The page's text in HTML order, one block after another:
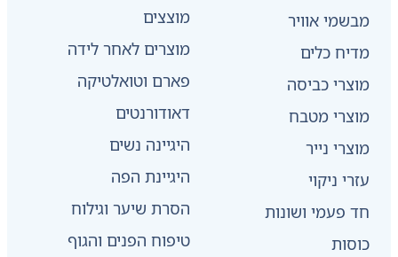
מבשמי אוויר
מדיח כלים
מוצרי כביסה
מוצרי מטבח
מוצרי נייר
עזרי ניקוי
חד פעמי ושונות
כוסות
מוצצים
מוצרים לאחר לידה
פארם וטואלטיקה
דאודורנטים
היגיינה נשים
היגיינת הפה
הסרת שיער וגילוח
טיפוח הפנים והגוף